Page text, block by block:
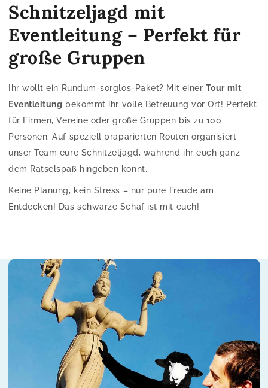
Schnitzeljagd mit
Eventleitung – Perfekt für
große Gruppen
Ihr wollt ein Rundum-sorglos-Paket? Mit einer Tour mit
Eventleitung bekommt ihr volle Betreuung vor Ort! Perfekt
für Firmen, Vereine oder große Gruppen bis zu 100
Personen. Auf speziell präparierten Routen organisiert
unser Team eure Schnitzeljagd, während ihr euch ganz
dem Rätselspaß hingeben könnt.
Keine Planung, kein Stress – nur pure Freude am
Entdecken! Das schwarze Schaf ist mit euch!